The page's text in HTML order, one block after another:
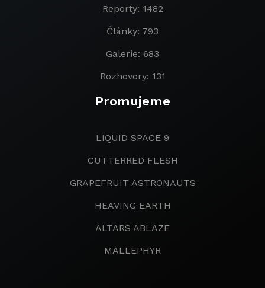
Reporty: 1482
Články: 793
Galerie: 683
Rozhovory: 131
Promujeme
LIQUID SPACE 9
CUTTERRED FLESH
GRAPEFRUIT ASTRONAUTS
HEAVING EARTH
ALTARS ABLAZE
MALLEPHYR